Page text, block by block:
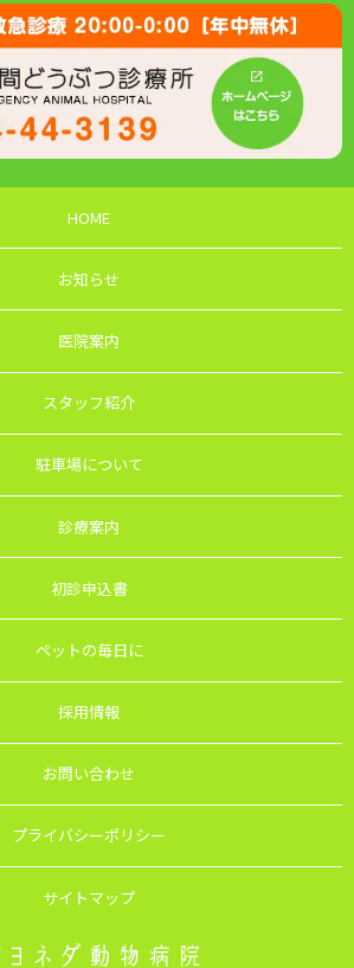
HOME
お知らせ
医院案内
スタッフ紹介
駐車場について
診療案内
初診申込書
ペットの毎日に
採用情報
お問い合わせ
プライバシーポリシー
サイトマップ